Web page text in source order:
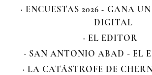
· ENCUESTAS 2026 - GANA
DIGITAL
· EL EDITOR
· SAN ANTONIO ABAD - EL
· LA CATÁSTROFE DE